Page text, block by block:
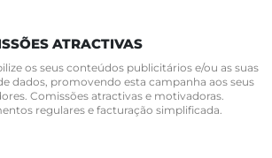
ATRACTIVAS
os seus conteúdos publicitários e/ou as suas
dados, promovendo esta campanha aos seus
Comissões atractivas e motivadoras.
regulares e facturação simplificada.